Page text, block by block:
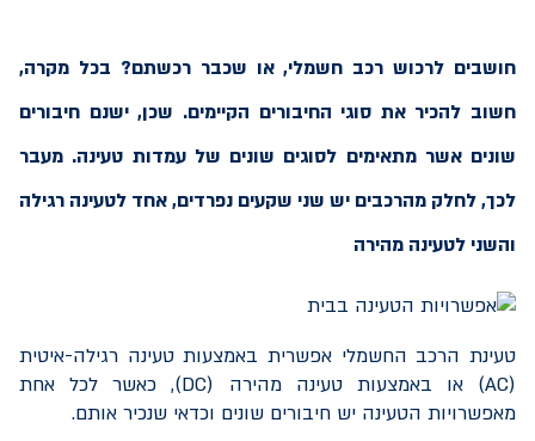
חושבים לרכוש רכב חשמלי, או שכבר רכשתם? בכל מקרה,
חשוב להכיר את סוגי החיבורים הקיימים. שכן, ישנם חיבורים
שונים אשר מתאימים לסוגים שונים של עמדות טעינה. מעבר
לכך, לחלק מהרכבים יש שני שקעים נפרדים, אחד לטעינה רגילה
והשני לטעינה מהירה
טעינת הרכב החשמלי אפשרית באמצעות טעינה רגילה-איטית
(
AC) או באמצעות טעינה מהירה (DC), כאשר לכל אחת
מאפשרויות הטעינה יש חיבורים שונים וכדאי שנכיר אותם.